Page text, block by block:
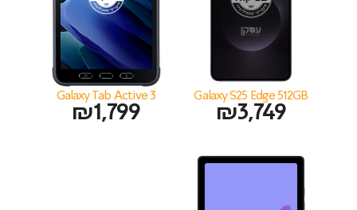
Galaxy S25 Edge 512GB
₪3,749
Galaxy Tab Active 3
₪1,799